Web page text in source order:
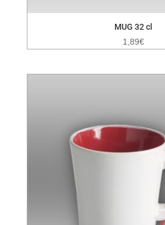
MUG 32 cl
1,89€